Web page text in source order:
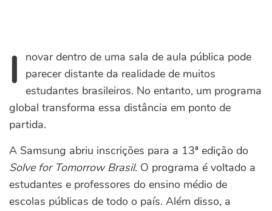
I
novar dentro de uma sala de aula pública pode
parecer distante da realidade de muitos
estudantes brasileiros. No entanto, um programa
global transforma essa distância em ponto de
partida.
A Samsung abriu inscrições para a 13ª edição do
Solve for Tomorrow Brasil. O programa é voltado a
estudantes e professores do ensino médio de
escolas públicas de todo o país. Além disso, a